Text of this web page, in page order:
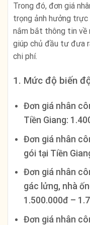
Trong đó, đơn giá
trọng ảnh hưởng
nắm bắt thông tin về
giúp chủ đầu tư đưa
chi phí.
1. Mức độ biến
Đơn giá nhân
Tiền Giang:
Đơn giá nhân
gói tại Tiền
Đơn giá nhân
gác lửng, nhà
1.500.000đ –
Đơn giá nhân